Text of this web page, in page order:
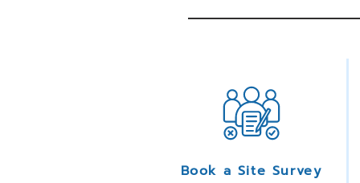
Book a Site Survey